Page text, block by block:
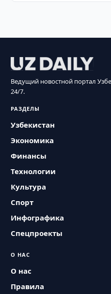
Ведущий новостной портал
24/7.
РАЗДЕЛЫ
Узбекистан
Экономика
Финансы
Технологии
Культура
Спорт
Инфографика
Спецпроекты
О НАС
О нас
Правила